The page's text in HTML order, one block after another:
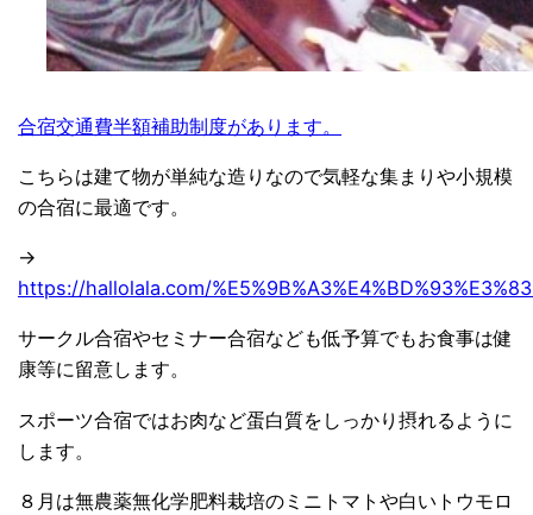
合宿交通費半額補助制度があります。
こちらは建て物が単純な造りなので気軽な集まりや小規模
の合宿に最適です。
→
https://hallolala.com/
サークル合宿やセミナー合宿なども低予算でもお食事は健
康等に留意します。
スポーツ合宿ではお肉など蛋白質をしっかり摂れるように
します。
８月は無農薬無化学肥料栽培のミニトマトや白いトウモロ